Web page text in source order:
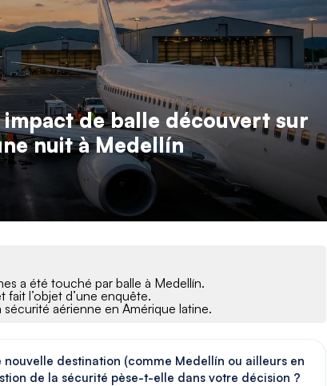
de balle découvert sur
nuit à Medellín
a été touché par balle à Medellín.
fait l’objet d’une enquête.
sécurité aérienne en Amérique latine.
nouvelle destination (comme Medellín ou ailleurs en
de la sécurité pèse-t-elle dans votre décision ?